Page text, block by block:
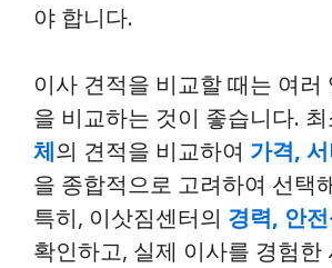
야 합니다.
이사 견적을 비교할 때는 여러
을 비교하는 것이 좋습니다.
체의 견적을 비교하여 가격,
을 종합적으로 고려하여 선택
특히, 이삿짐센터의 경력, 안
확인하고, 실제 이사를 경험한